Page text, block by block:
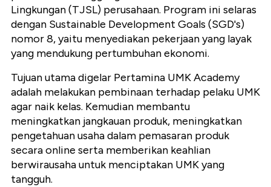
Lingkungan (TJSL) perusahaan. Program ini selaras
dengan Sustainable Development Goals (SGD's)
nomor 8, yaitu menyediakan pekerjaan yang layak
yang mendukung pertumbuhan ekonomi.
Tujuan utama digelar Pertamina UMK Academy
adalah melakukan pembinaan terhadap pelaku UMK
agar naik kelas. Kemudian membantu
meningkatkan jangkauan produk, meningkatkan
pengetahuan usaha dalam pemasaran produk
secara online serta memberikan keahlian
berwirausaha untuk menciptakan UMK yang
tangguh.